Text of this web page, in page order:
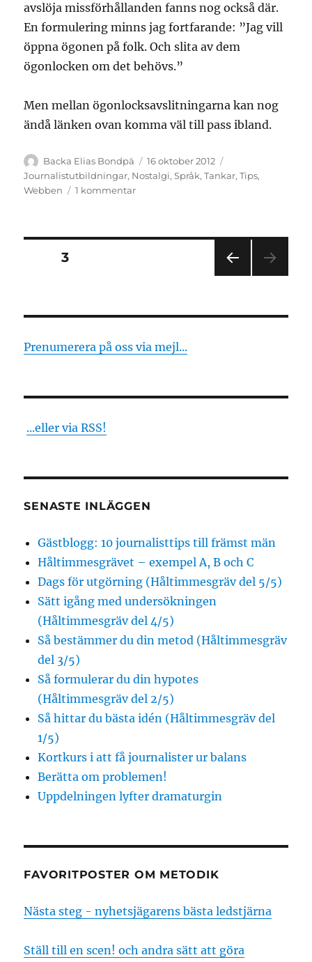
avslöja missförhållanden fanns nog också där.
En formulering minns jag fortfarande: ”Jag vill
öppna ögonen på folk. Och slita av dem
ögonlocken om det behövs.”
Men mellan ögonlocksavslitningarna kan nog
ändå länken ovan komma väl till pass ibland.
Författare
Backa Elias Bondpä
Publicerat
den
16 oktober 2012
Journalistutbildningar, Nostalgi,Språk,Tankar,Tips,
Webben
1 kommentartill
Sidnumrering
inlägg
E
SIDA3
Prenumerera på oss via mejl...
...eller via RSS!
SENASTE INLÄGGEN
Gästblogg: 10 journalisttips till främst män
Håltimmesgrävet – exempel A, B och C
Dags för utgörning (Håltimmesgräv del 5/5)
Sätt igång med undersökningen
(Håltimmesgräv del 4/5)
Så bestämmer du din metod (Håltimmesgräv
del 3/5)
Så formulerar du din hypotes
(Håltimmesgräv del 2/5)
Så hittar du bästa idén (Håltimmesgräv del
1/5)
Kortkurs i att få journalister ur balans
Berätta om problemen!
Uppdelningen lyfter dramaturgin
FAVORITPOSTER OM METODIK
Nästa steg - nyhetsjägarens bästa ledstjärna
Ställ till en scen! och andra sätt att göra